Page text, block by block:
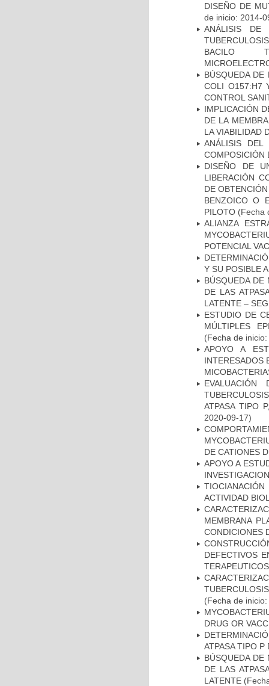
DISEÑO DE
de inicio: 2014-
ANÁLISIS DE
BACILO
BÚSQUEDA DE
COLI O157:H7
CONTROL
IMPLICACIÓN
DE LA
LA VIABILIDAD
ANÁLISIS DEL
COMPOSICIÓN
DISEÑO DE
LIBERACIÓN
DE
BENZOICO O
PILOTO (Fecha
ALIANZA
POTENCIAL
Y SU POSIBLE
BÚSQUEDA DE
DE LAS
LATENTE –
ESTUDIO DE
MÚLTIPLES
(Fecha de
APOYO A
INTERESADOS
ATPASA TIPO
2020-09-17)
DE CATIONES
APOYO A
ACTIVIDAD
MEMBRANA
CONDICIONES
DEFECTIVOS
(Fecha de
DRUG OR
ATPASA TIPO
BÚSQUEDA DE
DE LAS
LATENTE